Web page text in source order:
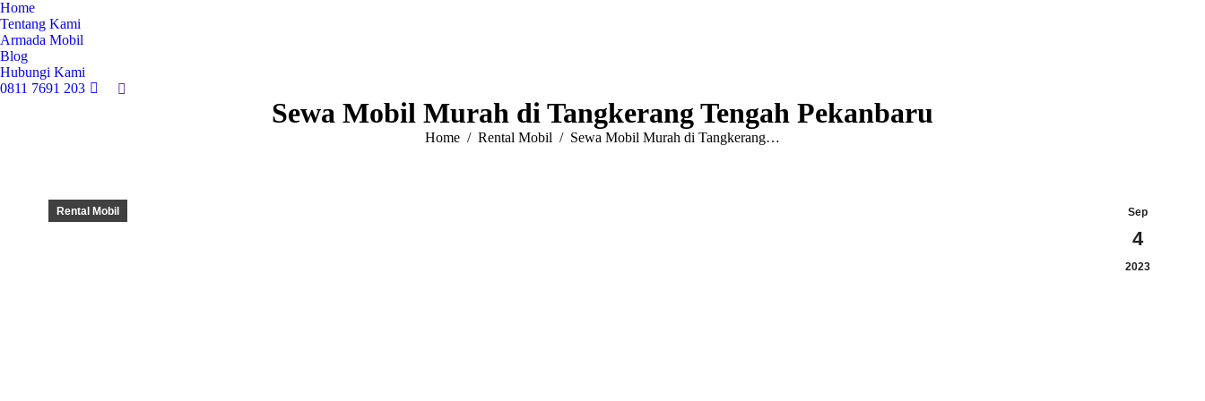
Home
Tentang Kami
Armada Mobil
Blog
Hubungi Kami
0811 7691 203
Search:
Sewa Mobil Murah di Tangkerang Tengah Pekanbaru
You are here:
Home Rental Mobil Sewa Mobil Murah di Tangkerang…
Sep
4
2023
Rental Mobil